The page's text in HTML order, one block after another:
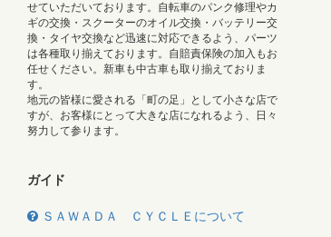
せていただいております。自転車のパンク修理やカ
ギの交換・スクーターのオイル交換・バッテリー交
換・タイヤ交換など迅速に対応できるよう、パーツ
は各種取り揃えております。自賠責保険の加入もお
任せください。新車も中古車も取り揃えておりま
す。
地元の皆様に愛される「町の足」として小さな店で
すが、お客様にとって大きな店になれるよう、日々
努力して参ります。
ガイド
ＳＡＷＡＤＡ ＣＹＣＬＥについて